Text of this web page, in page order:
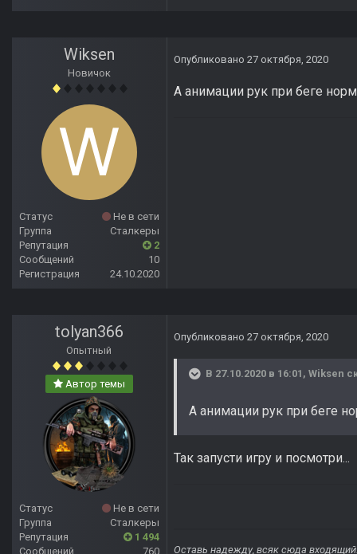
Wiksen
Новичок
Статус
Не в сети
Группа
Сталкеры
Репутация
2
Сообщений
10
Регистрация
24.10.2020
Опубликовано 27 октября, 2020
А анимации рук при беге
tolyan366
Опытный
Автор темы
Статус
Не в сети
Группа
Сталкеры
Репутация
1 494
Сообщений
760
Опубликовано 27 октября, 2020
В 27.10.2020 в 16:01, Wiksen
А анимации рук при беге
Так запусти игру и посмотри...
Оставь надежду, всяк сюда